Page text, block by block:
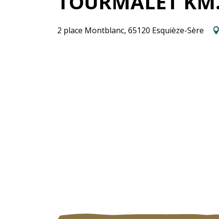
2 place Montblanc, 65120 Esquièze-Sère